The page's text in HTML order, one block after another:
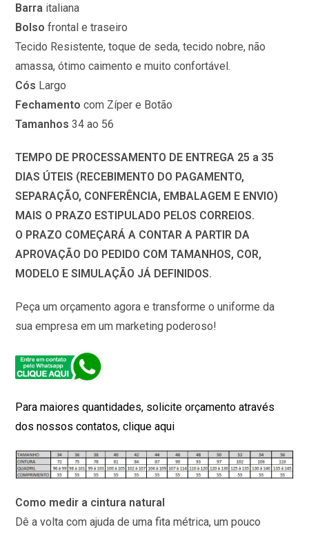
Barra italiana
Bolso frontal e traseiro
Tecido Resistente, toque de seda, tecido nobre, não
amassa, ótimo caimento e muito confortável.
Cós Largo
Fechamento com Zíper e Botão
Tamanhos 34 ao 56
TEMPO DE PROCESSAMENTO DE ENTREGA 25 a 35
DIAS ÚTEIS (RECEBIMENTO DO PAGAMENTO,
SEPARAÇÃO, CONFERÊNCIA, EMBALAGEM E ENVIO)
MAIS O PRAZO ESTIPULADO PELOS CORREIOS.
O PRAZO COMEÇARÁ A CONTAR A PARTIR DA
APROVAÇÃO DO PEDIDO COM TAMANHOS, COR,
MODELO E SIMULAÇÃO JÁ DEFINIDOS.
Peça um orçamento agora e transforme o uniforme da
sua empresa em um marketing poderoso!
Para maiores quantidades, solicite orçamento através
dos nossos contatos, clique aqui
Como medir a cintura natural
Dê a volta com ajuda de uma fita métrica, um pouco